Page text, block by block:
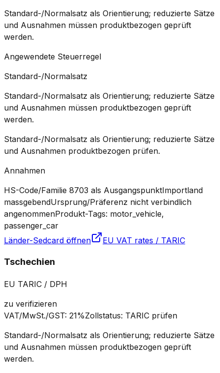
Standard-/Normalsatz als Orientierung; reduzierte Sätze
und Ausnahmen müssen produktbezogen geprüft
werden.
Angewendete Steuerregel
Standard-/Normalsatz
Standard-/Normalsatz als Orientierung; reduzierte Sätze
und Ausnahmen müssen produktbezogen geprüft
werden.
Standard-/Normalsatz als Orientierung; reduzierte Sätze
und Ausnahmen produktbezogen prüfen.
Annahmen
HS-Code/Familie 8703 als AusgangspunktImportland
massgebendUrsprung/Präferenz nicht verbindlich
angenommenProdukt-Tags: motor_vehicle,
passenger_car
Länder-Sedcard öffnen
EU VAT rates / TARIC
Tschechien
EU TARIC / DPH
zu verifizieren
VAT/MwSt./GST: 21%Zollstatus: TARIC prüfen
Standard-/Normalsatz als Orientierung; reduzierte Sätze
und Ausnahmen müssen produktbezogen geprüft
werden.